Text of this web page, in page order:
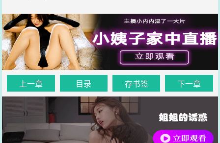
上一章 目录 存书签 下一章